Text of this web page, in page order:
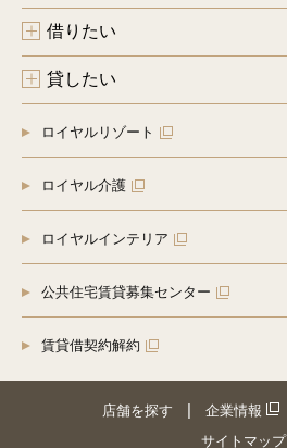
借りたい
貸したい
ロイヤルリゾート
ロイヤル介護
ロイヤルインテリア
公共住宅賃貸募集センター
賃貸借契約解約
店舗を探す 企業情報
サイトマップ